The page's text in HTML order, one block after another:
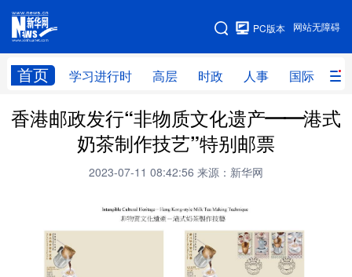
网站无障碍
PC版本
首页 学习进行时 高层 时政 人事 国际 财
网站地图
学习进行时 高层 时政 人事
财经 网评
科创 量子
文化 健康 军事
香港邮政发行“非物质文化遗产——港式
奶茶制作技艺”特别邮票
2023-07-11 08:42:56 来源：新华网